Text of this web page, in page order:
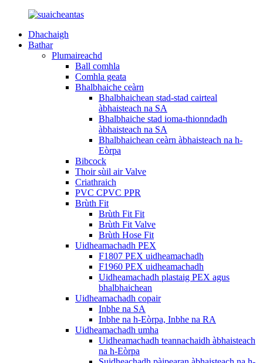
Dhachaigh
Bathar
Plumaireachd
Ball comhla
Comhla geata
Bhalbhaiche ceàrn
Bhalbhaichean stad-stad cairteal
àbhaisteach na SA
Bhalbhaiche stad ioma-thionndadh
àbhaisteach na SA
Bhalbhaichean ceàrn àbhaisteach na h-
Eòrpa
Bibcock
Thoir sùil air Valve
Criathraich
PVC CPVC PPR
Brùth Fit
Brùth Fit Fit
Brùth Fit Valve
Brùth Hose Fit
Uidheamachadh PEX
F1807 PEX uidheamachadh
F1960 PEX uidheamachadh
Uidheamachadh plastaig PEX agus
bhalbhaichean
Uidheamachadh copair
Inbhe na SA
Inbhe na h-Eòrpa, Inbhe na RA
Uidheamachadh umha
Uidheamachadh teannachaidh àbhaisteach
na h-Eòrpa